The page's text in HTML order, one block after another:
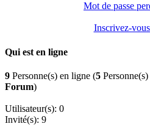
Mot de passe
Inscrivez-
Qui est en ligne
9 Personne(s) en ligne (5
Forum)
Utilisateur(s): 0
Invité(s): 9